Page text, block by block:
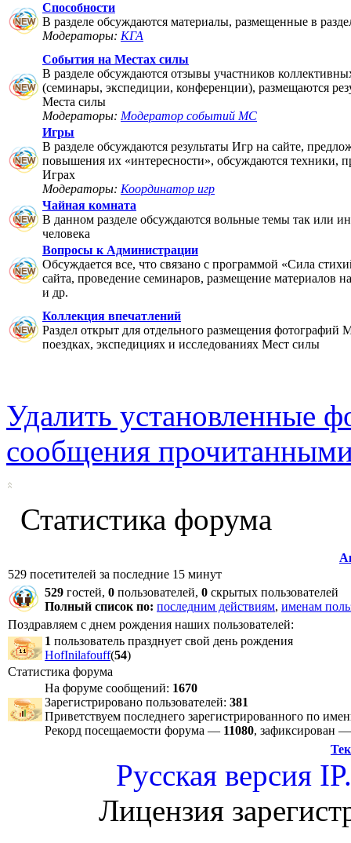
Способности
В разделе обсуждаются материалы, размещенные в
Модераторы: КГА
События на Местах силы
В разделе обсуждаются отзывы участников
(семинары, экспедиции, конференции), размещаются
Места силы
Модераторы: Модератор событий МС
Игры
В разделе обсуждаются результаты Игр на сайте,
повышения их «интересности», обсуждаются техники,
Играх
Модераторы: Координатор игр
Чайная комната
В данном разделе обсуждаются вольные темы так или
человека
Вопросы к Администрации
Обсуждается все, что связано с программой «Сила
сайта, проведение семинаров, размещение материалов
и др.
Коллекция впечатлений
Раздел открыт для отдельного размещения фотографий
поездках, экспедициях и исследованиях Мест силы
Удалить установленные
сообщения
Статистика форума
529 посетителей за последние 15 минут
529 гостей, 0 пользователей, 0 скрытых пользователей
Полный список по: последним действиям, именам
Поздравляем с днем рождения наших пользователей:
1 пользователь празднует свой день рождения
HofInilafouff(54)
Статистика форума
На форуме сообщений: 1670
Зарегистрировано пользователей: 381
Приветствуем последнего зарегистрированного по
Рекорд посещаемости форума — 11080, зафиксирован
Русская версия
Лицензия